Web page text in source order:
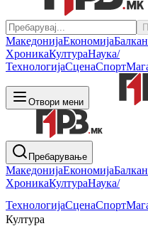
МакедонијаЕкономијаБалкан
ХроникаКултураНаука/
ТехнологијаСценаСпорт
Отвори мени
Пребарување
МакедонијаЕкономијаБалкан
ХроникаКултураНаука/
ТехнологијаСценаСпорт
Култура